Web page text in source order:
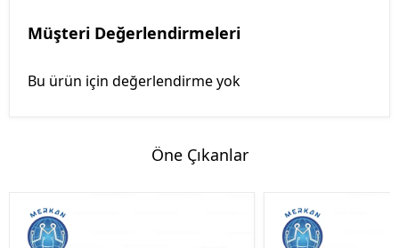
Müşteri Değerlendirmeleri
Bu ürün için değerlendirme yok
Öne Çıkanlar